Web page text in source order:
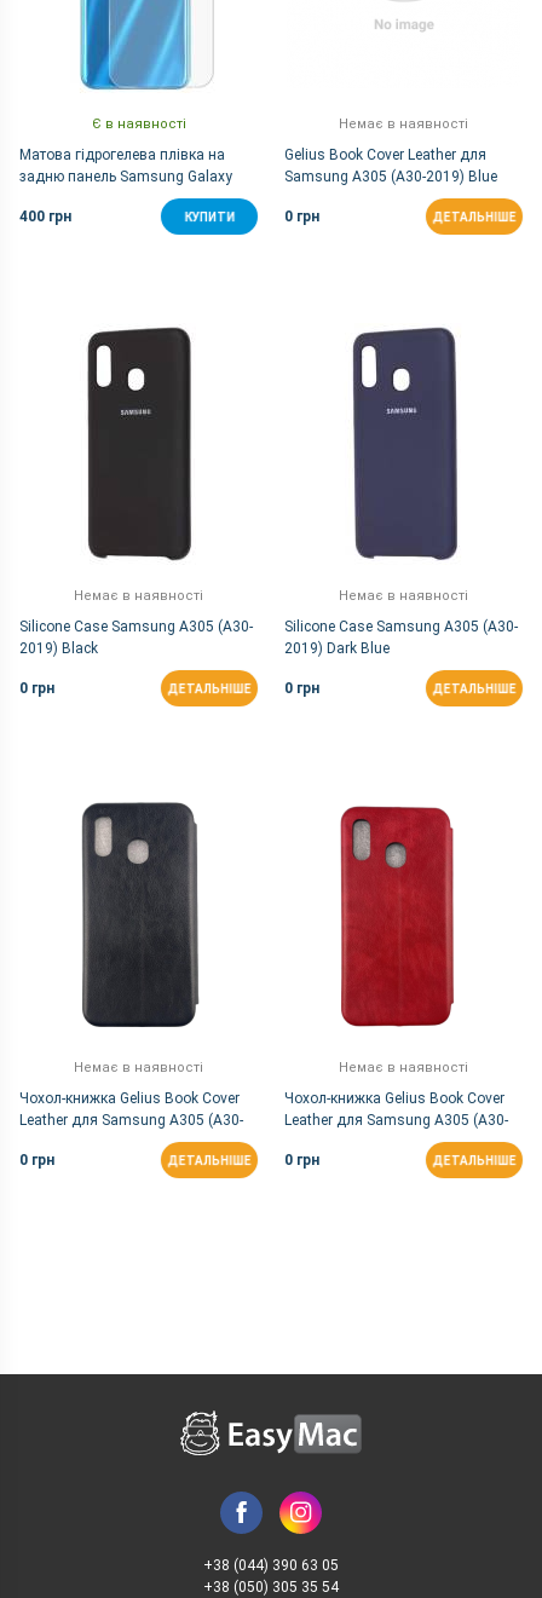
Є в наявності
Матова гідрогелева плівка на
задню панель Samsung Galaxy
400 грн
КУПИТИ
Немає в наявності
Gelius Book Cover Leather для
Samsung A305 (A30-2019) Blue
0 грн ДЕТАЛЬНІШЕ
Немає в наявності
Silicone Case Samsung A305 (A30-
2019) Black
0 грн ДЕТАЛЬНІШЕ
Немає в наявності
Silicone Case Samsung A305 (A30-
2019) Dark Blue
0 грн ДЕТАЛЬНІШЕ
Немає в наявності
Чохол-книжка Gelius Book Cover
Leather для Samsung A305 (A30-
0 грн
ДЕТАЛЬНІШЕ
Немає в наявності
Чохол-книжка Gelius Book Cover
Leather для Samsung A305 (A30-
0 грн
ДЕТАЛЬНІШЕ
+38 (044) 390 63 05
+38 (050) 305 35 54